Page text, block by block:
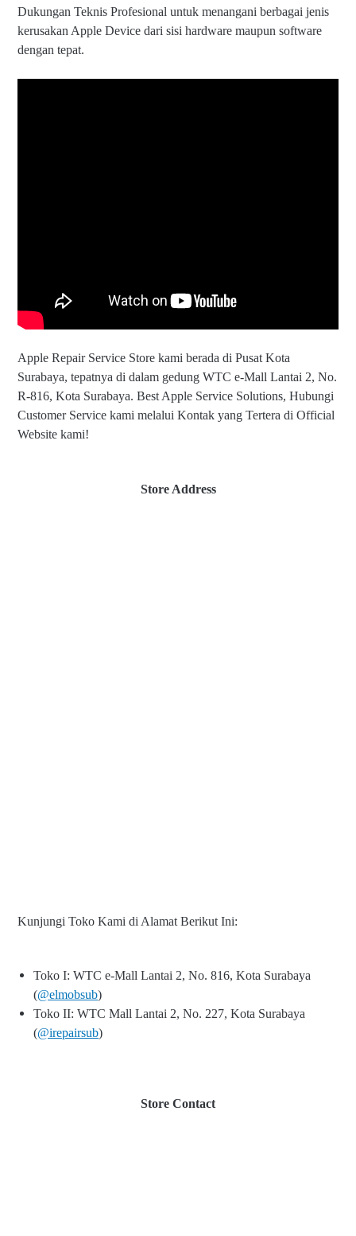
Dukungan Teknis Profesional untuk menangani berbagai jenis
kerusakan Apple Device dari sisi hardware maupun software
dengan tepat.
Apple Repair Service Store kami berada di Pusat Kota
Surabaya, tepatnya di dalam gedung WTC e-Mall Lantai 2, No.
R-816, Kota Surabaya. Best Apple Service Solutions, Hubungi
Customer Service kami melalui Kontak yang Tertera di Official
Website kami!
Store Address
Kunjungi Toko Kami di Alamat Berikut Ini:
Toko I: WTC e-Mall Lantai 2, No. 816, Kota Surabaya
(@elmobsub)
Toko II: WTC Mall Lantai 2, No. 227, Kota Surabaya
(@irepairsub)
Store Contact